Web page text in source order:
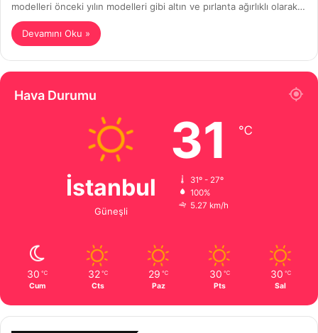
modelleri önceki yılın modelleri gibi altın ve pırlanta ağırlıklı olarak…
Devamını Oku »
Hava Durumu
İstanbul
Güneşli
31 ℃
31º - 27º
100%
5.27 km/h
30 ℃
Cum
32 ℃
Cts
29 ℃
Paz
30 ℃
Pts
30 ℃
Sal